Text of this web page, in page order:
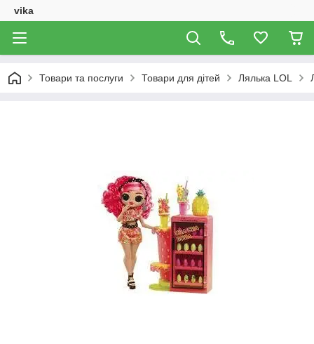
vika
Товари та послуги Товари для дітей Лялька LOL